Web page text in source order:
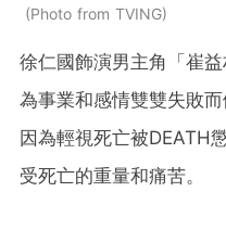
Photo from TVING
徐仁國飾演男主角「崔
為事業和感情雙雙失敗
因為輕視死亡被DEATH
受死亡的重量和痛苦。